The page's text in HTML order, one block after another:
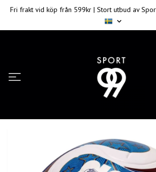
Fri frakt vid köp från 599kr | Stort utbud av